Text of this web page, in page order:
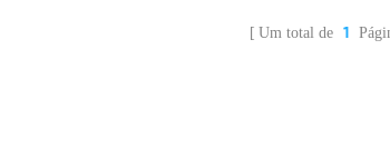
Um total de 1